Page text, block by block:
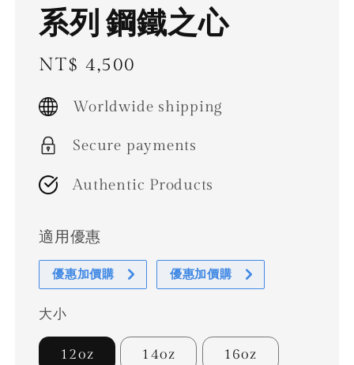
系列 鋼鐵之心
Regular
NT$ 4,500
Worldwide shipping
Secure payments
Authentic Products
適用優惠
優惠加價購 優惠加價購
大小
12oz 14oz 16oz